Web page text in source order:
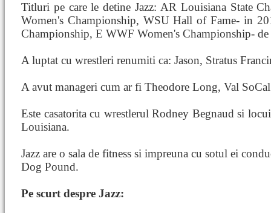
Titluri pe care le detine Jazz: AR Louisiana State
Women's Championship, WSU Hall of Fame- in
Championship, E WWF Women's Championship-
A luptat cu wrestleri renumiti ca: Jason, Stratus
A avut manageri cum ar fi Theodore Long, Val
Este casatorita cu wrestlerul Rodney Begnaud si
Louisiana.
Jazz are o sala de fitness si impreuna cu sotul ei
Dog Pound.
Pe scurt despre Jazz: